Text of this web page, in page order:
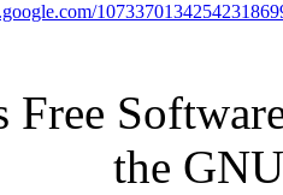
Free
the